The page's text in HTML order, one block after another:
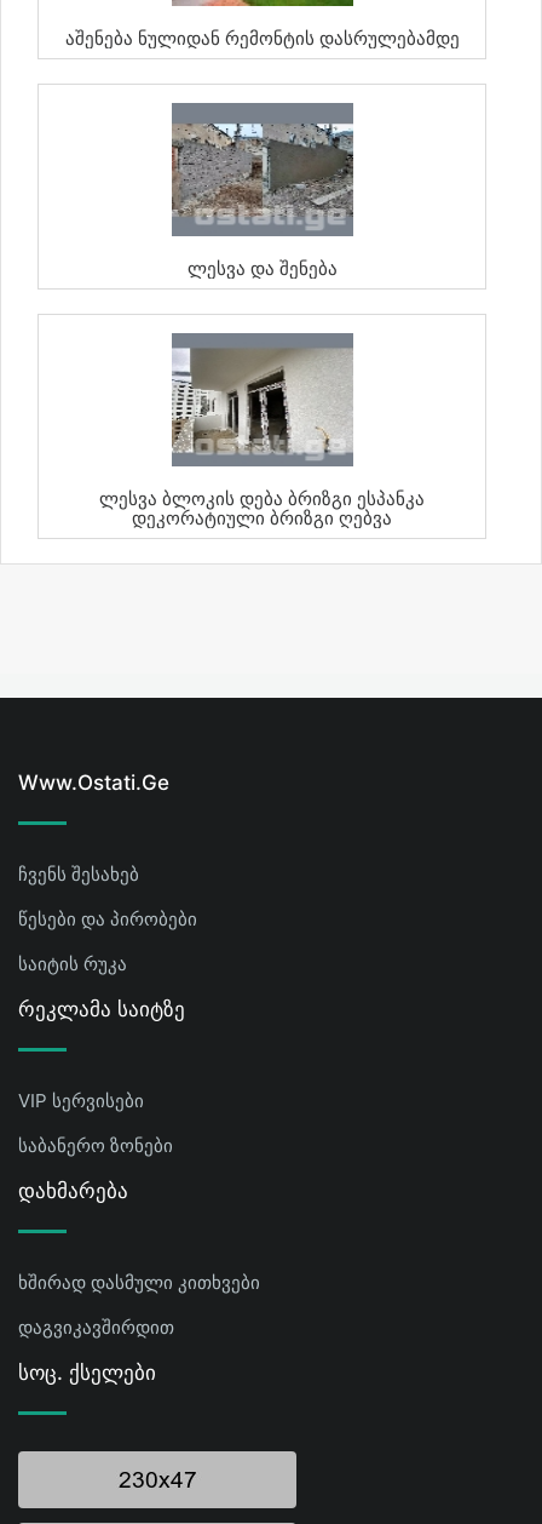
Აშენება Ნულიდან Რემონტის Დასრულებამდე
Ლესვა Და Შენება
Ლესვა Ბლოკის Დება Ბრიზგი Ესპანკა
Დეკორატიული Ბრიზგი Ღებვა
Www.ostati.ge
ჩვენს შესახებ
წესები და პირობები
საიტის რუკა
Რეკლამა Საიტზე
VIP სერვისები
საბანერო ზონები
Დახმარება
ხშირად დასმული კითხვები
დაგვიკავშირდით
Სოც. Ქსელები